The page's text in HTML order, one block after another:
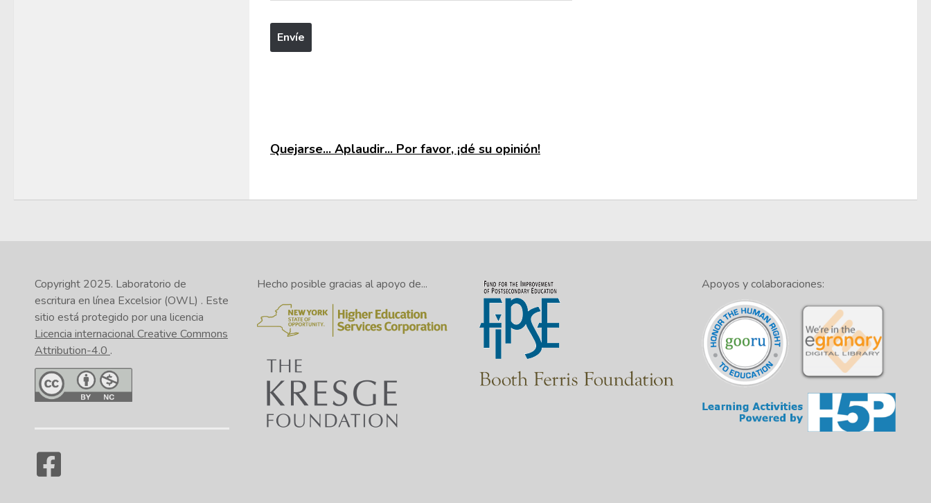
Quejarse... Aplaudir... Por favor, ¡dé su opinión!
Copyright 2025. Laboratorio de
escritura en línea Excelsior (OWL) . Este
sitio está protegido por una licencia
Licencia internacional Creative Commons
Attribution-4.0 .
Hecho posible gracias al apoyo de... Apoyos y colaboraciones: